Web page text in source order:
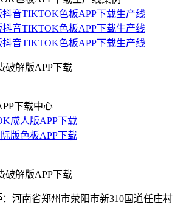
音TIKTOK色板APP下载生产线
音TIKTOK色板APP下载生产线
音TIKTOK色板APP下载生产线
破解版APP下载
下载中心
成人版APP下载
版色板APP下载
破解版APP下载
南省郑州市荥阳市新310国道任庄村